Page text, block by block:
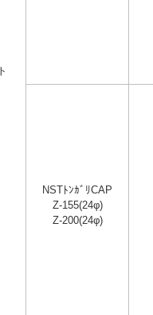
NSTﾄﾝｶﾞﾘCAP
Z-155(24φ)
Z-200(24φ)